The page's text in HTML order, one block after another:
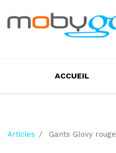
ACCUEIL
Articles Gants Glovy rouge